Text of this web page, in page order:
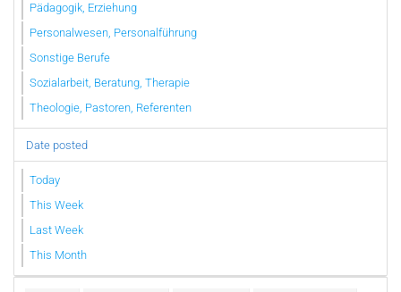
Pädagogik, Erziehung
Personalwesen, Personalführung
Sonstige Berufe
Sozialarbeit, Beratung, Therapie
Theologie, Pastoren, Referenten
Date posted
Today
This Week
Last Week
This Month